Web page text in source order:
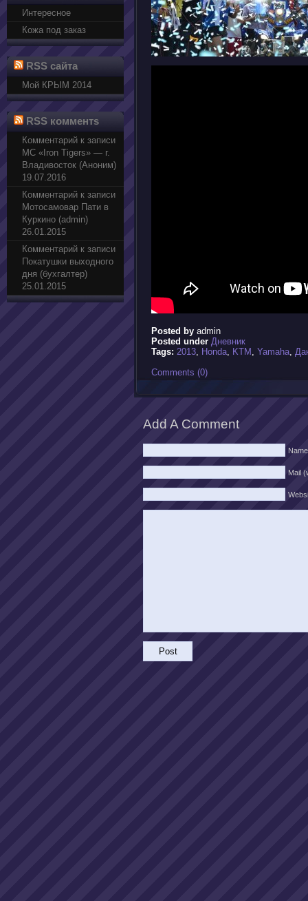
Интересное
Кожа под заказ
RSS сайта
Мой КРЫМ 2014
RSS комментs
Комментарий к записи
МС «Iron Tigers» — г.
Владивосток (Аноним)
19.07.2016
Комментарий к записи
Мотосамовар Пати в
Куркино (admin)
26.01.2015
Комментарий к записи
Покатушки выходного
дня (бухгалтер)
25.01.2015
Posted by admin
Posted under Дневник
Tags: 2013, Honda, KTM , Yamaha,
Comments (0)
Add A Comment
Name
Mail